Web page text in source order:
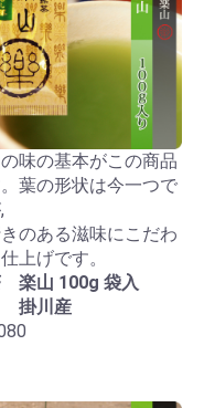
味の基本がこの商品
葉の形状は今一つで
のある滋味にこだわ
上げです。
楽山 100g 袋入
川産